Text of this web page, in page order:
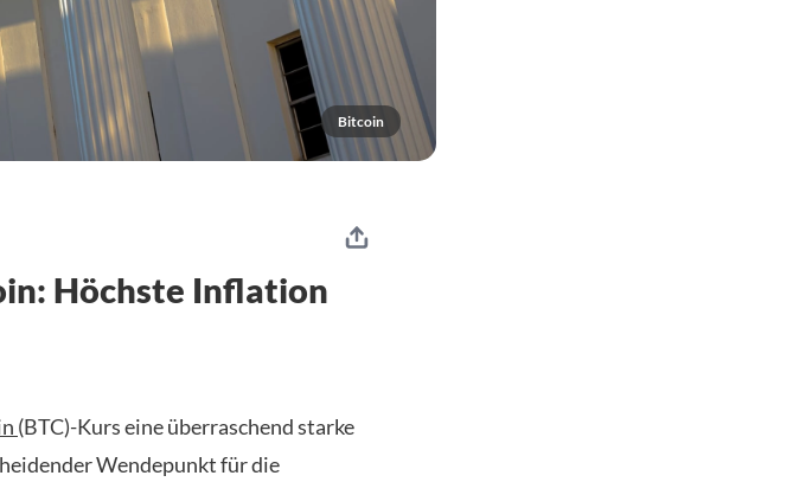
Bitcoin
Höchste Inflation
(BTC)-Kurs eine überraschend starke
Wendepunkt für die